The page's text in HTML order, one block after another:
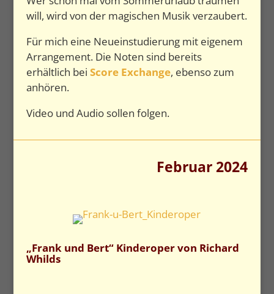
will, wird von der magischen Musik verzaubert.
Für mich eine Neueinstudierung mit eigenem
Arrangement. Die Noten sind bereits
erhältlich bei Score Exchange, ebenso zum
anhören.
Video und Audio sollen folgen.
Februar 2024
„Frank und Bert“ Kinderoper von Richard
Whilds